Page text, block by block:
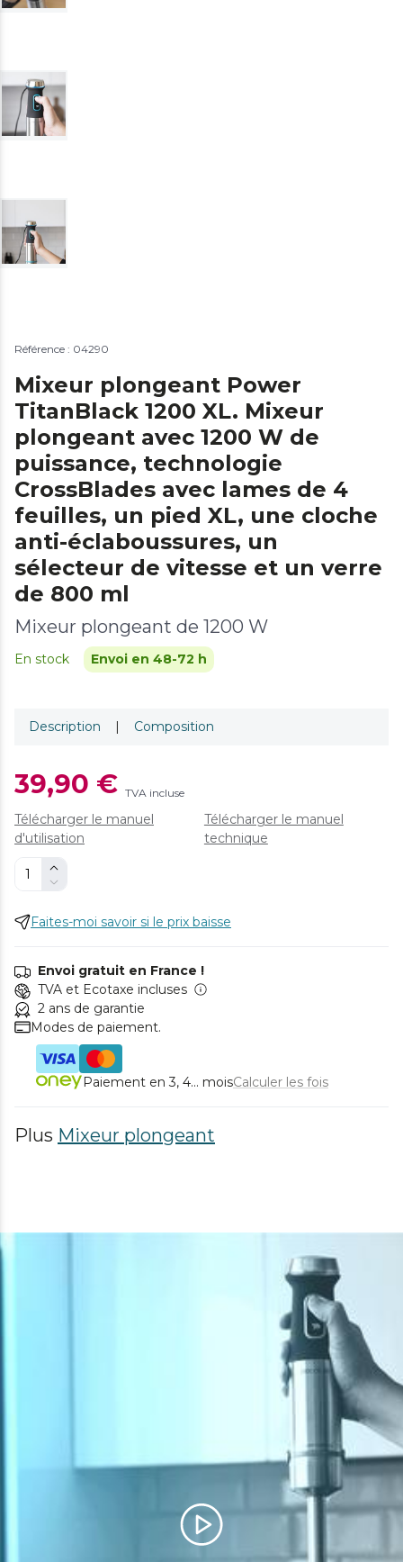
Référence : 04290
Mixeur plongeant Power
TitanBlack 1200 XL. Mixeur
plongeant avec 1200 W de
puissance, technologie
CrossBlades avec lames de 4
feuilles, un pied XL, une cloche
anti-éclaboussures, un
sélecteur de vitesse et un verre
de 800 ml
Mixeur plongeant de 1200 W
En stock Envoi en 48-72 h
Description | Composition
39,90 € TVA incluse
Télécharger le manuel
d'utilisation
Télécharger le manuel
technique
Faites-moi savoir si le prix baisse
Envoi gratuit en France !
TVA et Ecotaxe incluses
2 ans de garantie
Modes de paiement.
Paiement en 3, 4... moisCalculer les fois
Plus Mixeur plongeant